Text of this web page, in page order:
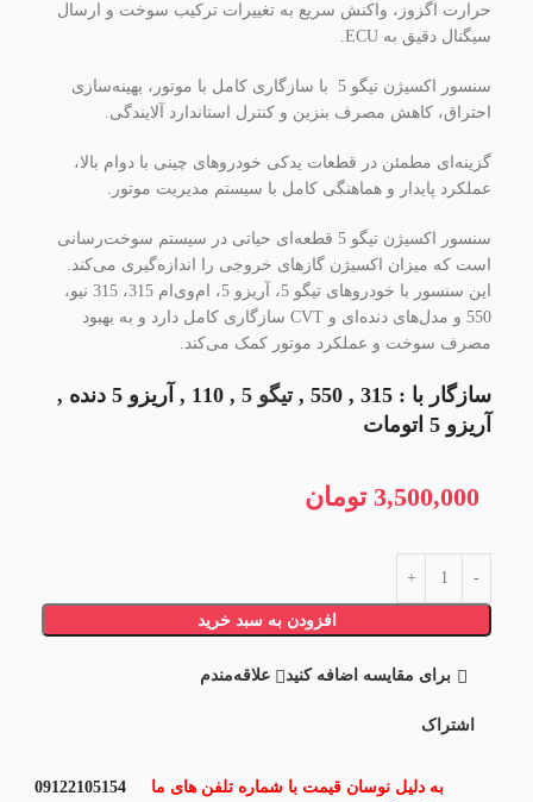
حرارت اگزوز، واکنش سریع به تغییرات ترکیب سوخت و ارسال
سیگنال دقیق به ECU.
سنسور اکسيژن تیگو 5 با سازگاری کامل با موتور، بهینه‌سازی
احتراق، کاهش مصرف بنزین و کنترل استاندارد آلایندگی.
گزینه‌ای مطمئن در قطعات یدکی خودروهای چینی با دوام بالا،
عملکرد پایدار و هماهنگی کامل با سیستم مدیریت موتور.
سنسور اکسيژن تیگو 5 قطعه‌ای حیاتی در سیستم سوخت‌رسانی
است که میزان اکسیژن گازهای خروجی را اندازه‌گیری می‌کند.
این سنسور با خودروهای تیگو 5، آریزو 5، ام‌وی‌ام 315، 315 نیو،
550 و مدل‌های دنده‌ای و CVT سازگاری کامل دارد و به بهبود
مصرف سوخت و عملکرد موتور کمک می‌کند.
سازگار با : 315 , 550 , تیگو 5
, 110 , آریزو 5 دنده ,
آریزو 5 اتومات
3,500,000 تومان
افزودن به سبد خرید
برای مقایسه اضافه کنید علاقه‌مندم
اشتراک
به دلیل نوسان قیمت با شماره تلفن های ما
09122105154